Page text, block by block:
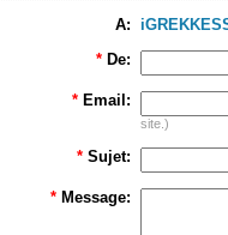
A:
* De:
* Email:
site.)
* Sujet:
* Message: